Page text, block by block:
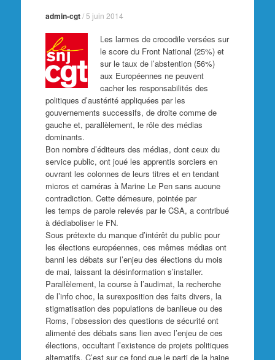
admin-cgt/ 5 juin 2014
Les larmes de crocodile versées sur
le score du Front National (25%) et
sur le taux de l’abstention (56%)
aux Européennes ne peuvent
cacher les responsabilités des
politiques d’austérité appliquées par les
gouvernements successifs, de droite comme de
gauche et, parallèlement, le rôle des médias
dominants.
Bon nombre d’éditeurs des médias, dont ceux du
service public, ont joué les apprentis sorciers en
ouvrant les colonnes de leurs titres et en tendant
micros et caméras à Marine Le Pen sans aucune
contradiction. Cette démesure, pointée par
les temps de parole relevés par le CSA, a contribué
à dédiaboliser le FN.
Sous prétexte du manque d’intérêt du public pour
les élections européennes, ces mêmes médias ont
banni les débats sur l’enjeu des élections du mois
de mai, laissant la désinformation s’installer.
Parallèlement, la course à l’audimat, la recherche
de l’info choc, la surexposition des faits divers, la
stigmatisation des populations de banlieue ou des
Roms, l’obsession des questions de sécurité ont
alimenté des débats sans lien avec l’enjeu de ces
élections, occultant l’existence de projets politiques
alternatifs. C’est sur ce fond que le parti de la haine